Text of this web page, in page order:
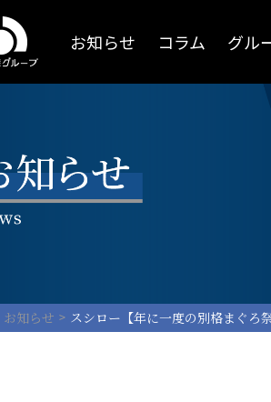
お知らせ コラム グル
お知らせ スシロー【年に一度の別格まぐろ